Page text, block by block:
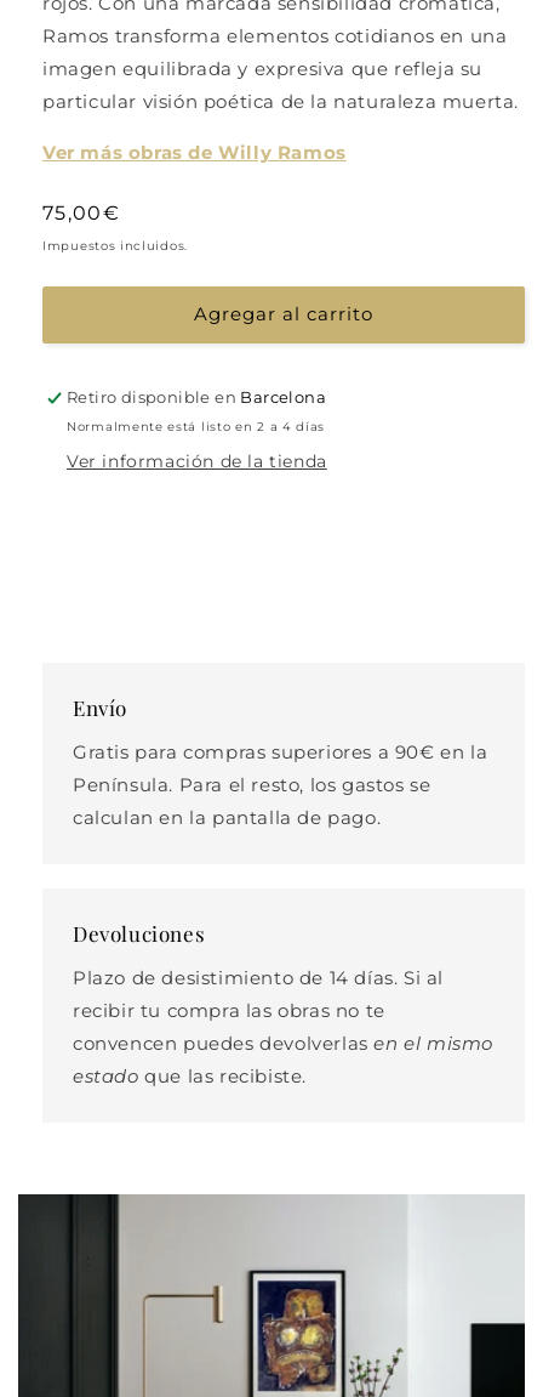
Ramos transforma elementos cotidianos en una
imagen equilibrada y expresiva que refleja su
particular visión poética de la naturaleza muerta.
Ver más obras de Willy Ramos
Precio
habitual
75,00€
Impuestos incluidos.
Agregar al carrito
Retiro disponible en Barcelona
Normalmente está listo en 2 a 4 días
Ver información de la tienda
Envío
Gratis para compras superiores a 90€ en la
Península. Para el resto, los gastos se
calculan en la pantalla de pago.
Devoluciones
Plazo de desistimiento de 14 días. Si al
recibir tu compra las obras no te
convencen puedes devolverlasen el mismo
estado que las recibiste.